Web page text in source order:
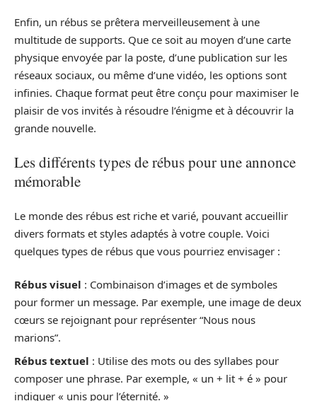
Enfin, un rébus se prêtera merveilleusement à une
multitude de supports. Que ce soit au moyen d’une carte
physique envoyée par la poste, d’une publication sur les
réseaux sociaux, ou même d’une vidéo, les options sont
infinies. Chaque format peut être conçu pour maximiser le
plaisir de vos invités à résoudre l’énigme et à découvrir la
grande nouvelle.
Les différents types de rébus pour une annonce
mémorable
Le monde des rébus est riche et varié, pouvant accueillir
divers formats et styles adaptés à votre couple. Voici
quelques types de rébus que vous pourriez envisager :
Rébus visuel : Combinaison d’images et de symboles
pour former un message. Par exemple, une image de deux
cœurs se rejoignant pour représenter “Nous nous
marions”.
Rébus textuel : Utilise des mots ou des syllabes pour
composer une phrase. Par exemple, « un + lit + é » pour
indiquer « unis pour l’éternité. »